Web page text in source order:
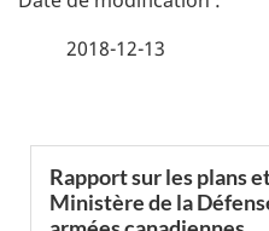
a
2018-12-13
Rapport sur les plans
Ministère de la